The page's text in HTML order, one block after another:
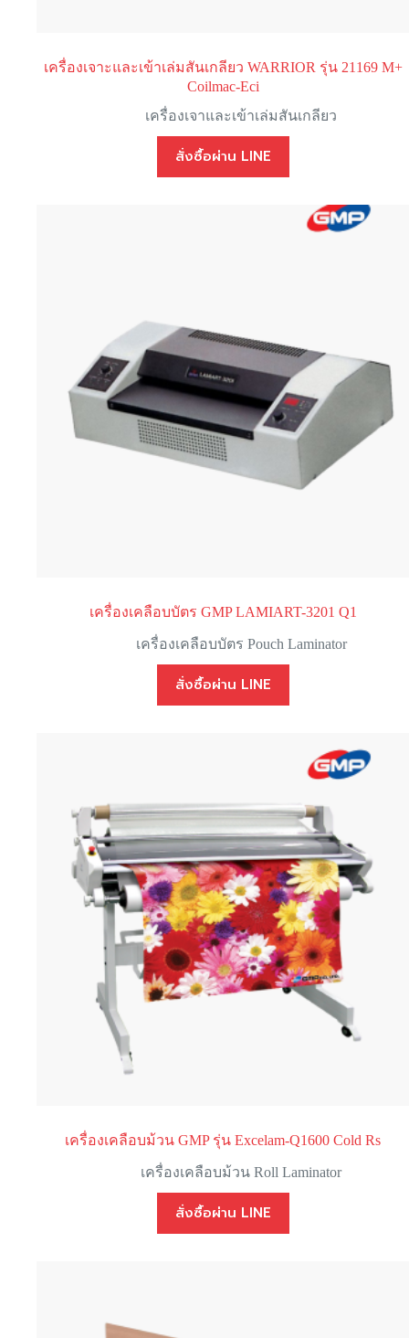
เครื่องเจาะและเข้าเล่มสันเกลียว WARRIOR รุ่น 21169 M+
Coilmac-Eci
เครื่องเจาและเข้าเล่มสันเกลียว
สั่งซื้อผ่าน LINE
เครื่องเคลือบบัตร GMP LAMIART-3201 Q1
เครื่องเคลือบบัตร Pouch Laminator
สั่งซื้อผ่าน LINE
เครื่องเคลือบม้วน GMP รุ่น Excelam-Q1600 Cold Rs
เครื่องเคลือบม้วน Roll Laminator
สั่งซื้อผ่าน LINE